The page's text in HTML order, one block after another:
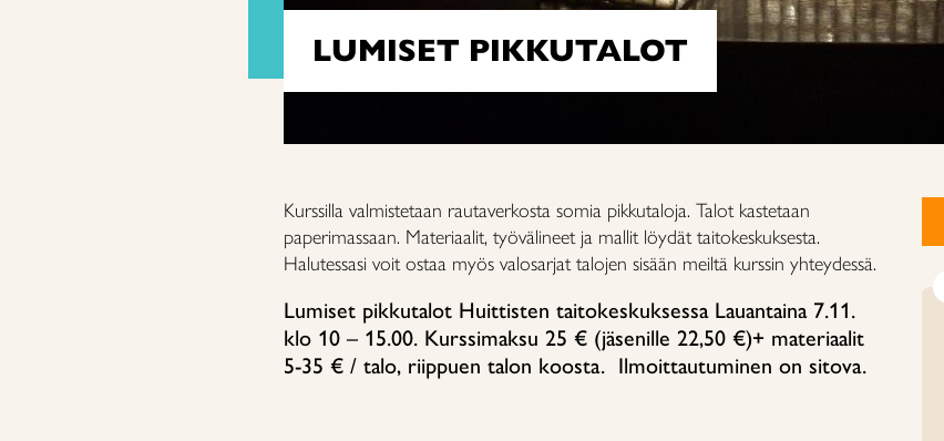
LUMISET PIKKUTALOT
Kurssilla valmistetaan rautaverkosta somia pikkutaloja. Talot kastetaan
paperimassaan. Materiaalit, työvälineet ja mallit löydät taitokeskuksesta.
Halutessasi voit ostaa myös valosarjat talojen sisään meiltä kurssin yhteydessä.
Lumiset pikkutalot Huittisten taitokeskuksessa Lauantaina 7.11.
klo 10 – 15.00. Kurssimaksu 25 € (jäsenille 22,50 €)+ materiaalit
5-35 € / talo, riippuen talon koosta. Ilmoittautuminen on sitova.